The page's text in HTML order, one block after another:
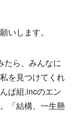
いします。
たら、みんなに
を見つけてくれ
ぱ組.incのエン
「結構、一生懸